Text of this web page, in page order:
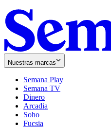
Nuestras marcas
Semana Play
Semana TV
Dinero
Arcadia
Soho
in
Fucsia